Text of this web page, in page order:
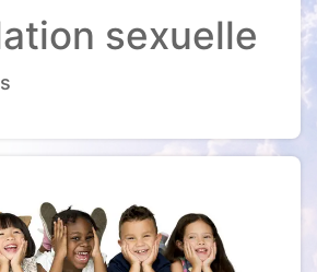
sexuelle